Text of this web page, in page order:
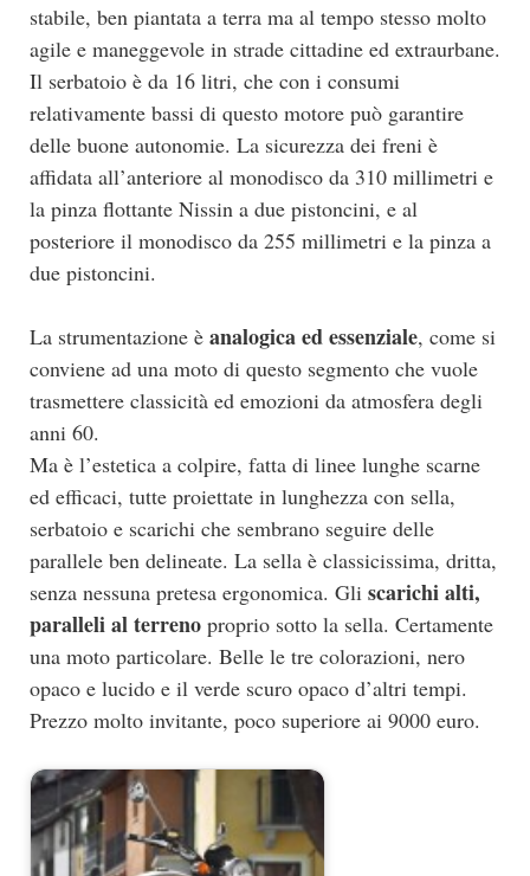
stabile, ben piantata a terra ma al tempo stesso molto
agile e maneggevole in strade cittadine ed extraurbane.
Il serbatoio è da 16 litri, che con i consumi
relativamente bassi di questo motore può garantire
delle buone autonomie. La sicurezza dei freni è
affidata all’anteriore al monodisco da 310 millimetri e
la pinza flottante Nissin a due pistoncini, e al
posteriore il monodisco da 255 millimetri e la pinza a
due pistoncini.
La strumentazione è analogica ed essenziale, come si
conviene ad una moto di questo segmento che vuole
trasmettere classicità ed emozioni da atmosfera degli
anni 60.
Ma è l’estetica a colpire, fatta di linee lunghe scarne
ed efficaci, tutte proiettate in lunghezza con sella,
serbatoio e scarichi che sembrano seguire delle
parallele ben delineate. La sella è classicissima, dritta,
senza nessuna pretesa ergonomica. Gli scarichi alti,
paralleli al terreno proprio sotto la sella. Certamente
una moto particolare. Belle le tre colorazioni, nero
opaco e lucido e il verde scuro opaco d’altri tempi.
Prezzo molto invitante, poco superiore ai 9000 euro.